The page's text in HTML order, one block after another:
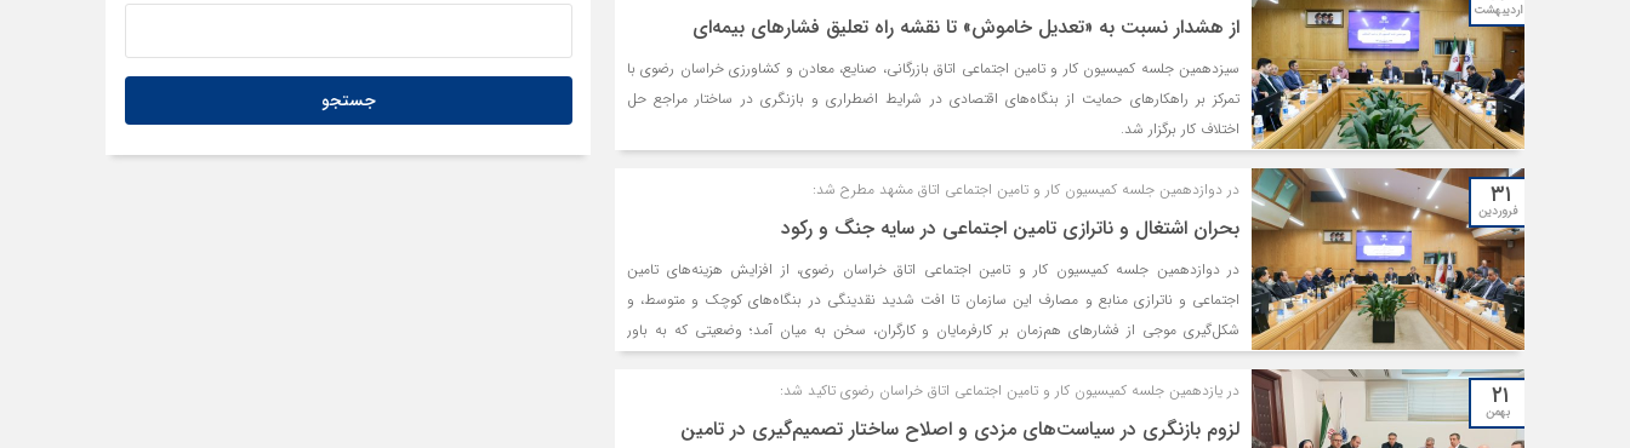
اردیبهشت
از هشدار نسبت به «تعدیل خاموش» تا نقشه راه تعلیق فشارهای بیمه‌ای
سیزدهمین جلسه کمیسیون کار و تامین اجتماعی اتاق بازرگانی، صنایع، معادن و کشاورزی خراسان رضوی با
تمرکز بر راهکارهای حمایت از بنگاه‌های اقتصادی در شرایط اضطراری و بازنگری در ساختار مراجع حل
اختلاف کار برگزار شد.
۳۱
فروردین
در دوازدهمین جلسه کمیسیون کار و تامین اجتماعی اتاق مشهد مطرح شد:
بحران اشتغال و ناترازی تامین اجتماعی در سایه جنگ و رکود
در دوازدهمین جلسه کمیسیون کار و تامین اجتماعی اتاق خراسان رضوی، از افزایش هزینه‌های تامین
اجتماعی و ناترازی منابع و مصارف این سازمان تا افت شدید نقدینگی در بنگاه‌های کوچک و متوسط، و
شکل‌گیری موجی از فشارهای هم‌زمان بر کارفرمایان و کارگران، سخن به میان آمد؛ وضعیتی که به باور
حاضران در این نشست، در صورت نبود تصمیمات فوری و اصلاحات ساختاری، می‌تواند به افزایش گسترده
تعدیل نیرو و تشدید بحران اشتغال در ماه‌های آینده منجر شود.
۲۱
بهمن
در یازدهمین جلسه کمیسیون کار و تامین اجتماعی اتاق خراسان رضوی تاکید شد:
لزوم بازنگری در سیاست‌های مزدی و اصلاح ساختار تصمیم‌گیری در تامین